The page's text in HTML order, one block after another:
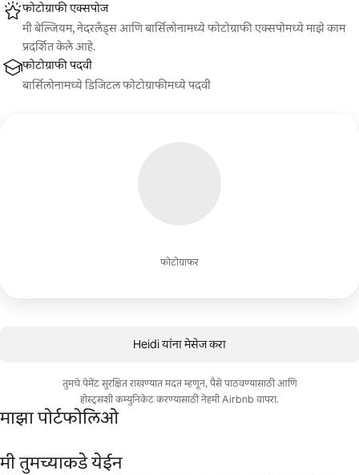
फोटोग्राफर
फोटोग्राफी एक्सपोज
मी बेल्जियम, नेदरलँड्स आणि बार्सिलोनामध्ये फोटोग्राफी एक्सपोमध्ये माझे काम
प्रदर्शित केले आहे.
फोटोग्राफी पदवी
बार्सिलोनामध्ये डिजिटल फोटोग्राफीमध्ये पदवी
Heidi यांना मेसेज करा
तुमचे पेमेंट सुरक्षित राखण्यात मदत म्हणून, पैसे पाठवण्यासाठी आणि
होस्ट्सशी कम्युनिकेट करण्यासाठी नेहमी Airbnb वापरा.
माझा पोर्टफोलिओ
मी तुमच्याकडे येईन